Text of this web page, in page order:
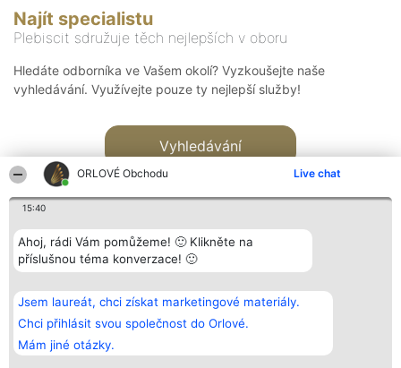
ORLOVÉ Obchodu Live chat
15:40
Ahoj, rádi Vám pomůžeme! 🙂 Klikněte na
příslušnou téma konverzace! 🙂
Jsem laureát, chci získat marketingové materiály.
Chci přihlásit svou společnost do Orlové.
Mám jiné otázky.
Najít specialistu
Plebiscit sdružuje těch nejlepších v oboru
Hledáte odborníka ve Vašem okolí? Vyzkoušejte naše
vyhledávání. Využívejte pouze ty nejlepší služby!
Vyhledávání
Bright Side Solutions sp. z o.
o. sp. k.
ul. Ruska 22
Wrocław 50-079
KRS 0000749100 | Regon
381313360 | NIP 8943132676
Vítězové
Seznam všech
laureátů
Zásady
Zásady
Kontakt